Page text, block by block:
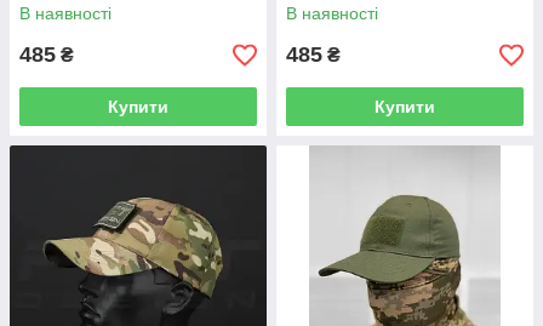
В наявності
485 ₴
Купити
В наявності
485 ₴
Купити